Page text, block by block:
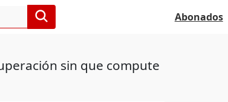
Abonados
sin que compute